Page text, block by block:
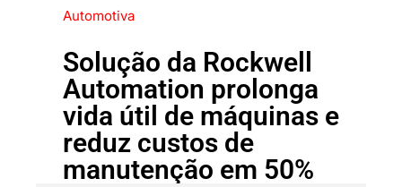
Automotiva
Solução da Rockwell
Automation prolonga
vida útil de máquinas e
reduz custos de
manutenção em 50%